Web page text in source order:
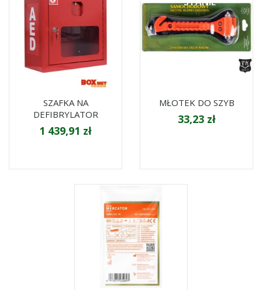
SZAFKA NA
DEFIBRYLATOR
1 439,91 zł
MŁOTEK DO SZYB
33,23 zł